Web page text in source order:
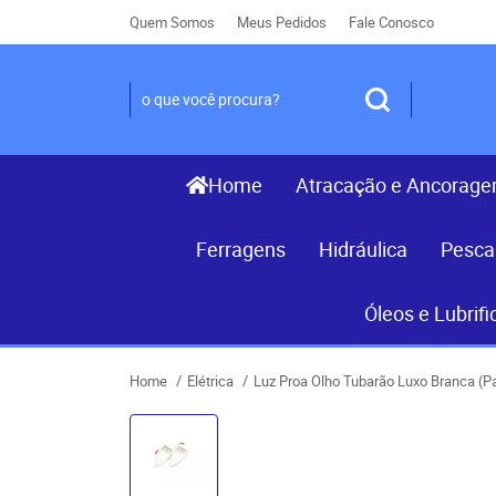
Quem Somos Meus Pedidos Fale Conosco
Home Atracação e
Ferragens Hidráulica Pesca
Óleos e
Home Elétrica Luz Proa Olho Tubarão Luxo Branca